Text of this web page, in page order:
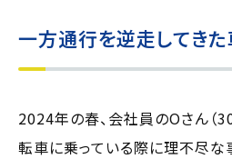
一方通行を逆走してき
2024年の春、会社員のOさん（
転車に乗っている際に理不尽な